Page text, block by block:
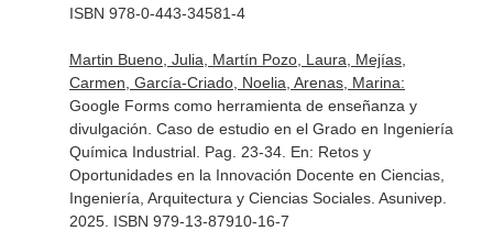
ISBN 978-0-443-34581-4
Martin Bueno, Julia, Martín Pozo, Laura, Mejías,
Carmen, García-Criado, Noelia, Arenas, Marina:
Google Forms como herramienta de enseñanza y
divulgación. Caso de estudio en el Grado en Ingeniería
Química Industrial. Pag. 23-34. En: Retos y
Oportunidades en la Innovación Docente en Ciencias,
Ingeniería, Arquitectura y Ciencias Sociales. Asunivep.
2025. ISBN 979-13-87910-16-7